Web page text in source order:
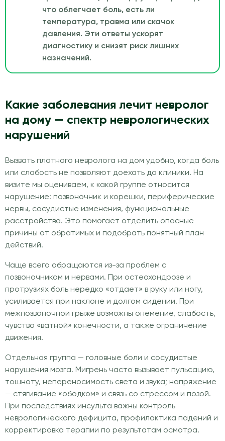
что облегчает боль, есть ли
температура, травма или скачок
давления. Эти ответы ускорят
диагностику и снизят риск лишних
назначений.
Какие заболевания лечит невролог
на дому — спектр неврологических
нарушений
Вызвать платного невролога на дом удобно, когда боль
или слабость не позволяют доехать до клиники. На
визите мы оцениваем, к какой группе относится
нарушение: позвоночник и корешки, периферические
нервы, сосудистые изменения, функциональные
расстройства. Это помогает отделить опасные
причины от обратимых и подобрать понятный план
действий.
Чаще всего обращаются из-за проблем с
позвоночником и нервами. При остеохондрозе и
протрузиях боль нередко «отдает» в руку или ногу,
усиливается при наклоне и долгом сидении. При
межпозвоночной грыже возможны онемение, слабость,
чувство «ватной» конечности, а также ограничение
движения.
Отдельная группа — головные боли и сосудистые
нарушения мозга. Мигрень часто вызывает пульсацию,
тошноту, непереносимость света и звука; напряжение
— стягивание «ободком» и связь со стрессом и позой.
При последствиях инсульта важны контроль
неврологического дефицита, профилактика падений и
корректировка терапии по результатам осмотра.